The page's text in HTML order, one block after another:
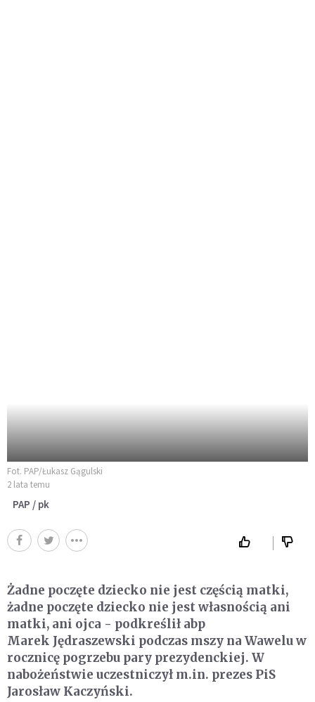
Fot. PAP/Łukasz Gągulski
2 lata temu
PAP / pk
Żadne poczęte dziecko nie jest częścią matki,
żadne poczęte dziecko nie jest własnością ani
matki, ani ojca - podkreślił abp
Marek Jędraszewski podczas mszy na Wawelu w
rocznicę pogrzebu pary prezydenckiej. W
nabożeństwie uczestniczył m.in. prezes PiS
Jarosław Kaczyński.